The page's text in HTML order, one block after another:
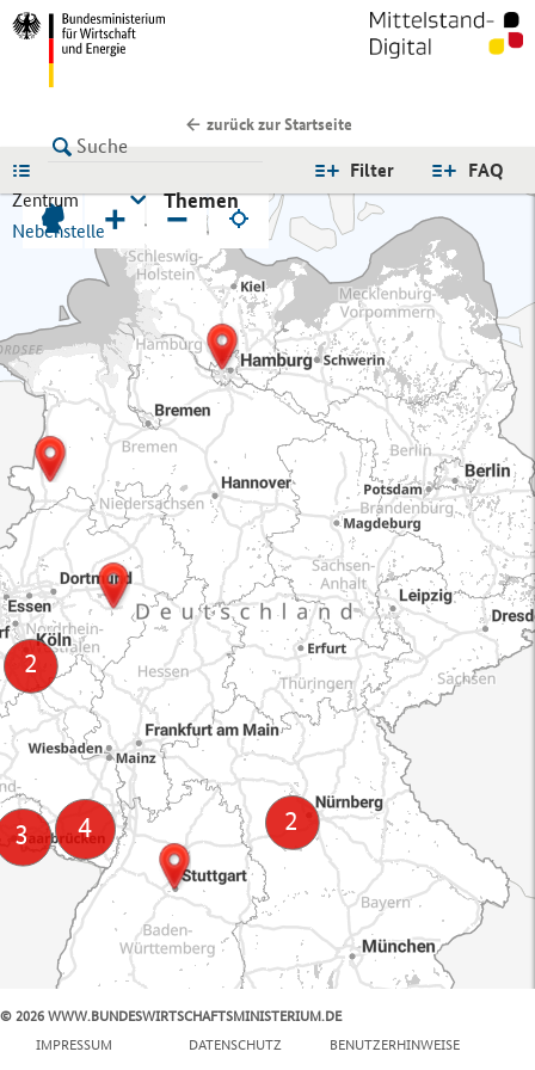
zurück zur Startseite
FAQ
Filter
Zentrum
Nebenstelle
Themen
+ −
© 2026 WWW.BUNDESWIRTSCHAFTSMINISTERIUM.DE
IMPRESSUM
DATENSCHUTZ BENUTZERHINWEISE